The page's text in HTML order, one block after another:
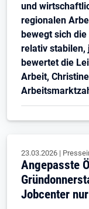
und
regionalen
bewegt sich
relativ stabilen,
bewertet die
Arbeit,
23.03.2026 |
Angepasste
Jobcenter